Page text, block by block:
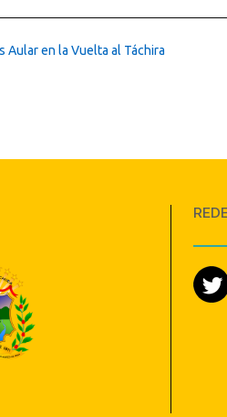
en la Vuelta al Táchira